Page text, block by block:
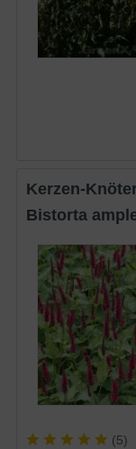
Kerzen-
Bistorta
(5)